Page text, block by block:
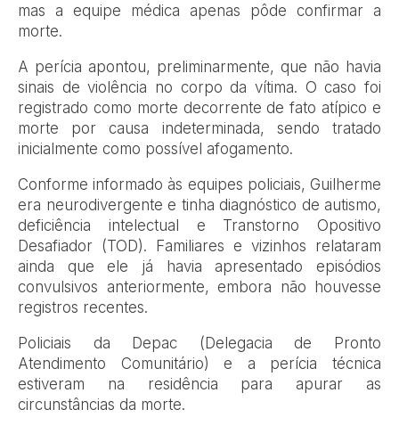
mas a equipe médica apenas pôde confirmar a
morte.
A perícia apontou, preliminarmente, que não havia
sinais de violência no corpo da vítima. O caso foi
registrado como morte decorrente de fato atípico e
morte por causa indeterminada, sendo tratado
inicialmente como possível afogamento.
Conforme informado às equipes policiais, Guilherme
era neurodivergente e tinha diagnóstico de autismo,
deficiência intelectual e Transtorno Opositivo
Desafiador (TOD). Familiares e vizinhos relataram
ainda que ele já havia apresentado episódios
convulsivos anteriormente, embora não houvesse
registros recentes.
Policiais da Depac (Delegacia de Pronto
Atendimento Comunitário) e a perícia técnica
estiveram na residência para apurar as
circunstâncias da morte.